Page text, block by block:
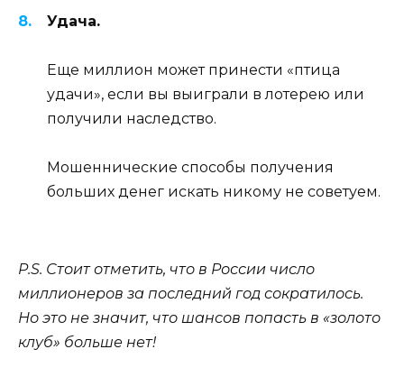
Удача.
Еще миллион может принести «птица
удачи», если вы выиграли в лотерею или
получили наследство.
Мошеннические способы получения
больших денег искать никому не советуем.
P.S. Стоит отметить, что в России число
миллионеров за последний год сократилось.
Но это не значит, что шансов попасть в «золото
клуб» больше нет!